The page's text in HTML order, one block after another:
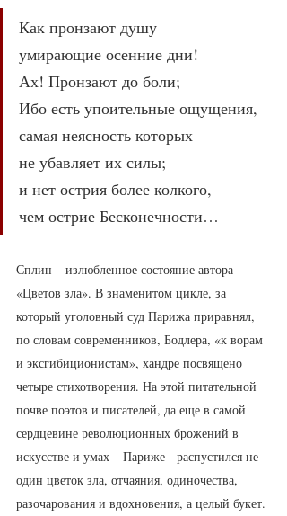
Как пронзают душу
умирающие осенние дни!
Ах! Пронзают до боли;
Ибо есть упоительные ощущения,
самая неясность которых
не убавляет их силы;
и нет острия более колкого,
чем острие Бесконечности…
Сплин – излюбленное состояние автора
«Цветов зла». В знаменитом цикле, за
который уголовный суд Парижа приравнял,
по словам современников, Бодлера, «к ворам
и эксгибиционистам», хандре посвящено
четыре стихотворения. На этой питательной
почве поэтов и писателей, да еще в самой
сердцевине революционных брожений в
искусстве и умах – Париже - распустился не
один цветок зла, отчаяния, одиночества,
разочарования и вдохновения, а целый букет.